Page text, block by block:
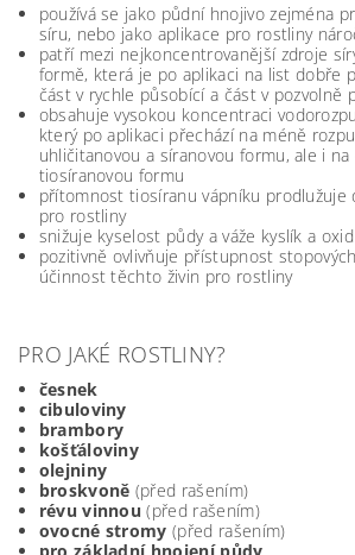
používá se jako půdní hnojivo zejména
síru, nebo jako aplikace pro rostliny
patří mezi nejkoncentrovanější zdroje
formě, která je po aplikaci na list dobře
část v rychle působící a část v pozvolně
obsahuje vysokou koncentraci
který po aplikaci přechází na méně
uhličitanovou a síranovou formu, ale i
tiosíranovou formu
přítomnost tiosíranu vápníku
pro rostliny
snižuje kyselost půdy a váže kyslík a
pozitivně ovlivňuje přístupnost
účinnost těchto živin pro rostliny
PRO JAKÉ ROSTLINY?
česnek
cibuloviny
brambory
košťáloviny
olejniny
broskvoně (před rašením)
révu vinnou(před rašením)
ovocné stromy(před rašením)